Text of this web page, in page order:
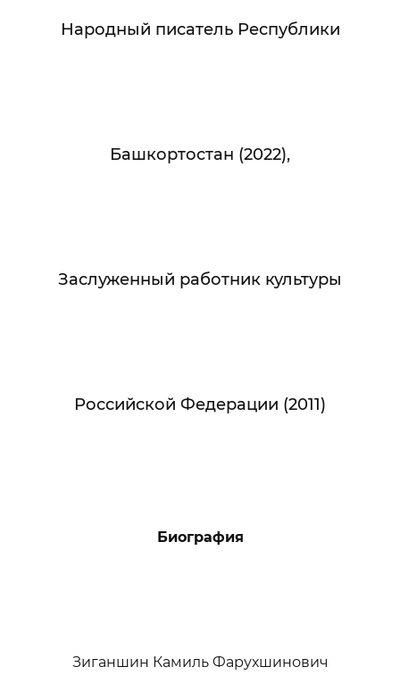
Народный писатель Республики
Башкортостан (2022),
Заслуженный работник культуры
Российской Федерации (2011)
Биография
Зиганшин Камиль Фарухшинович